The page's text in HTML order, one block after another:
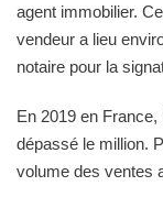
agent immobilier.
vendeur a lieu
notaire pour la
En 2019 en
dépassé le million.
volume des ventes